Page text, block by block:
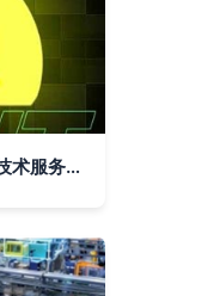
做手机网络游戏 代理模式如何通过网络技术服务盈利